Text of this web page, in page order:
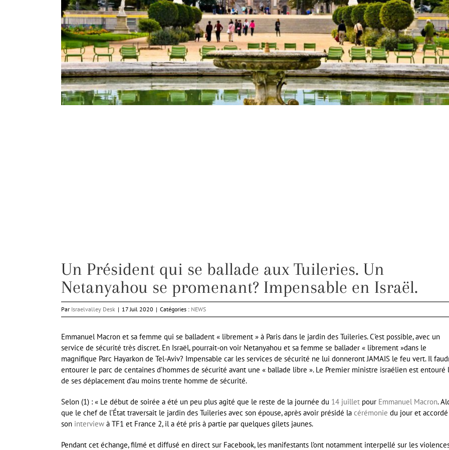
Un Président qui se ballade aux Tuileries. Un
Netanyahou se promenant? Impensable en Israël.
Par Israelvalley Desk | 17 Juil 2020 | Catégories : NEWS
Emmanuel Macron et sa femme qui se balladent « librement » à Paris dans le jardin des Tuileries. C’est possible, avec un
service de sécurité très discret. En Israël, pourrait-on voir Netanyahou et sa femme se ballader « librement »dans le
magnifique Parc Hayarkon de Tel-Aviv? Impensable car les services de sécurité ne lui donneront JAMAIS le feu vert. Il
entourer le parc de centaines d’hommes de sécurité avant une « ballade libre ». Le Premier ministre israélien est entouré
de ses déplacement d’au moins trente homme de sécurité.
Selon (1) : « Le début de soirée a été un peu plus agité que le reste de la journée du 14 juillet pour Emmanuel Macron.
que le chef de l’État traversait le jardin des Tuileries avec son épouse, après avoir présidé la cérémonie du jour et accordé
son interview à TF1 et France 2, il a été pris à partie par quelques gilets jaunes.
Pendant cet échange, filmé et diffusé en direct sur Facebook, les manifestants l’ont notamment interpellé sur les